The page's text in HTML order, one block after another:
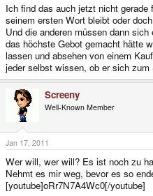
Ich find das auch jetzt nicht
seinem ersten Wort bleibt oder
Und die anderen müssen dann
das höchste Gebot gemacht hätte
lassen und absehen von einem
jeder selbst wissen, ob er sich
Screeny
Well-Known Member
Jan 17, 2011
Wer will, wer will? Es ist noch zu
Nehmt es mir weg, bevor es so
[youtube]oRr7N7A4Wc0[/youtube]